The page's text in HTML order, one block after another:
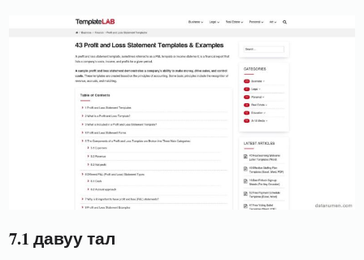
7.1 давуу тал